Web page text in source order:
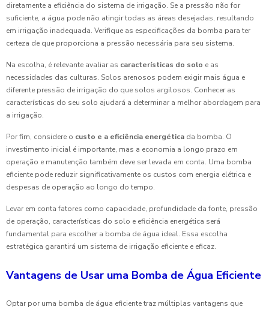
diretamente a eficiência do sistema de irrigação. Se a pressão não for
suficiente, a água pode não atingir todas as áreas desejadas, resultando
em irrigação inadequada. Verifique as especificações da bomba para ter
certeza de que proporciona a pressão necessária para seu sistema.
Na escolha, é relevante avaliar as características do solo e as
necessidades das culturas. Solos arenosos podem exigir mais água e
diferente pressão de irrigação do que solos argilosos. Conhecer as
características do seu solo ajudará a determinar a melhor abordagem para
a irrigação.
Por fim, considere o custo e a eficiência energética da bomba. O
investimento inicial é importante, mas a economia a longo prazo em
operação e manutenção também deve ser levada em conta. Uma bomba
eficiente pode reduzir significativamente os custos com energia elétrica e
despesas de operação ao longo do tempo.
Levar em conta fatores como capacidade, profundidade da fonte, pressão
de operação, características do solo e eficiência energética será
fundamental para escolher a bomba de água ideal. Essa escolha
estratégica garantirá um sistema de irrigação eficiente e eficaz.
Vantagens de Usar uma Bomba de Água Eficiente
Optar por uma bomba de água eficiente traz múltiplas vantagens que